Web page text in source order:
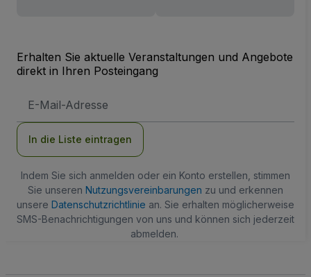
Erhalten Sie aktuelle Veranstaltungen und Angebote
direkt in Ihren Posteingang
Mail-
In die Liste eintragen
Indem Sie sich anmelden oder ein Konto erstellen, stimmen
Sie unseren Nutzungsvereinbarungen zu und erkennen
unsere Datenschutzrichtlinie an. Sie erhalten möglicherweise
SMS-Benachrichtigungen von uns und können sich jederzeit
abmelden.